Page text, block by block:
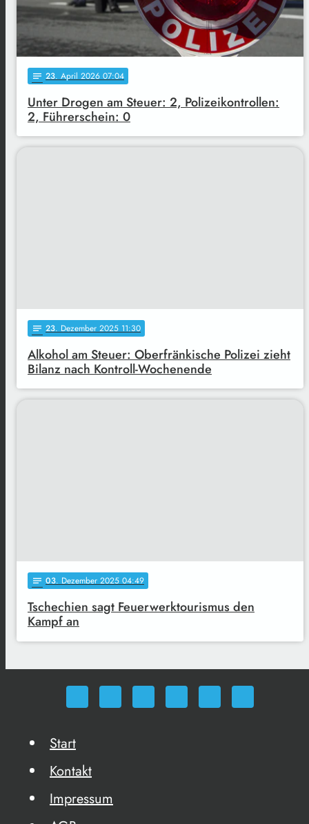
notes 23. April 2026 07:04
Unter Drogen am Steuer: 2, Polizeikontrollen:
2, Führerschein: 0
notes 23. Dezember 2025 11:30
Alkohol am Steuer: Oberfränkische Polizei zieht
Bilanz nach Kontroll-Wochenende
notes 03. Dezember 2025 04:49
Tschechien sagt Feuerwerktourismus den
Kampf an
Start
Kontakt
Impressum